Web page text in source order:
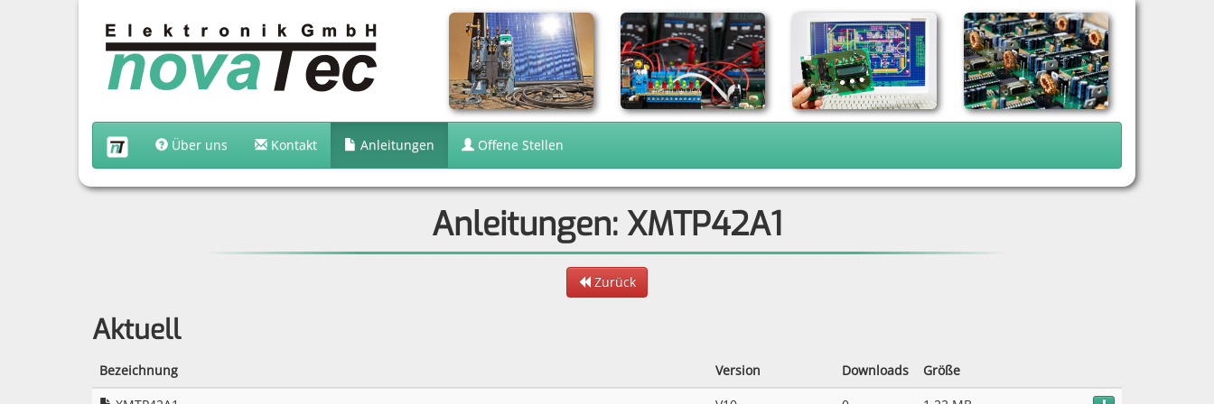
Über uns Kontakt Anleitungen Offene Stellen
Anleitungen: XMTP42A1
Zurück
Aktuell
Bezeichnung Version Downloads
Größe